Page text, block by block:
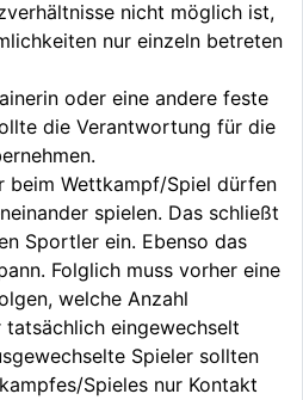
nicht möglich ist,
nur einzeln betreten
oder eine andere feste
die Verantwortung für die
beim Wettkampf/Spiel dürfen
spielen. Das schließt
Sportler ein. Ebenso das
Folglich muss vorher eine
welche Anzahl
tatsächlich eingewechselt
Spieler sollten
Spieles nur Kontakt